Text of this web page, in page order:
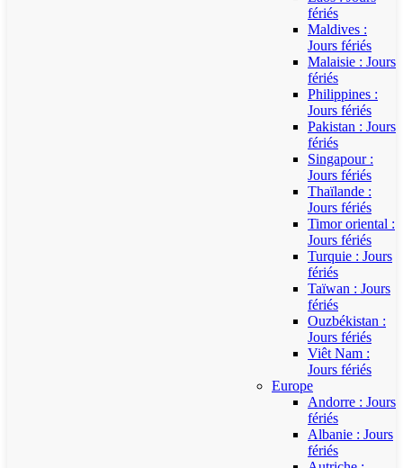
fériés
Maldives :
Jours fériés
Malaisie : Jours
fériés
Philippines :
Jours fériés
Pakistan : Jours
fériés
Singapour :
Jours fériés
Thaïlande :
Jours fériés
Timor oriental :
Jours fériés
Turquie : Jours
fériés
Taïwan : Jours
fériés
Ouzbékistan :
Jours fériés
Viêt Nam :
Jours fériés
Europe
Andorre : Jours
fériés
Albanie : Jours
fériés